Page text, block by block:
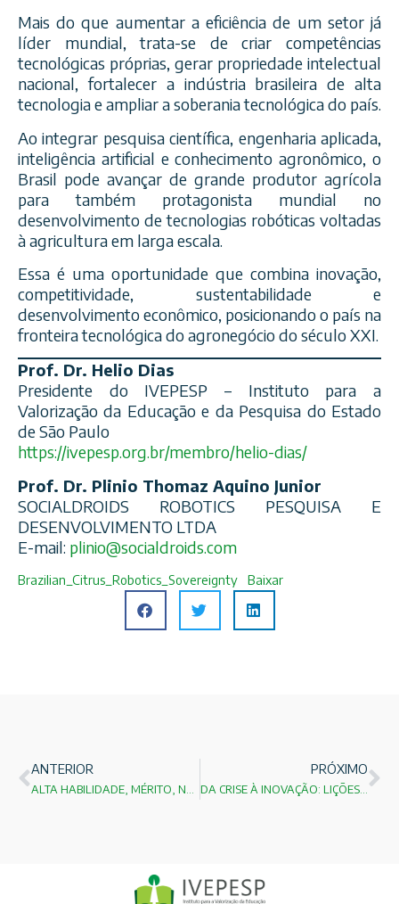
Mais do que aumentar a eficiência de um setor já
líder mundial, trata-se de criar competências
tecnológicas próprias, gerar propriedade intelectual
nacional, fortalecer a indústria brasileira de alta
tecnologia e ampliar a soberania tecnológica do país.
Ao integrar pesquisa científica, engenharia aplicada,
inteligência artificial e conhecimento agronômico, o
Brasil pode avançar de grande produtor agrícola
para também protagonista mundial no
desenvolvimento de tecnologias robóticas voltadas
à agricultura em larga escala.
Essa é uma oportunidade que combina inovação,
competitividade, sustentabilidade e
desenvolvimento econômico, posicionando o país na
fronteira tecnológica do agronegócio do século XXI.
Prof. Dr. Helio Dias
Presidente do IVEPESP – Instituto para a
Valorização da Educação e da Pesquisa do Estado
de São Paulo
https://ivepesp.org.br/membro/helio-dias/
Prof. Dr. Plinio Thomaz Aquino Junior
SOCIALDROIDS ROBOTICS PESQUISA E
DESENVOLVIMENTO LTDA
E-mail: plinio@socialdroids.com
Brazilian_Citrus_Robotics_Sovereignty Baixar
ANTERIOR
ALTA HABILIDADE, MÉRITO, NEURODIVERSIDADE E ADAPTAÇÃO SOCIAL: O BRASIL ESTÁ DESPERDIÇANDO SEUS TALENTOS?
PRÓXIMO
DA CRISE À INOVAÇÃO: LIÇÕES DA PUC-RIO PARA O FUTURO DAS UNIVERSIDADES BRASILEIRAS